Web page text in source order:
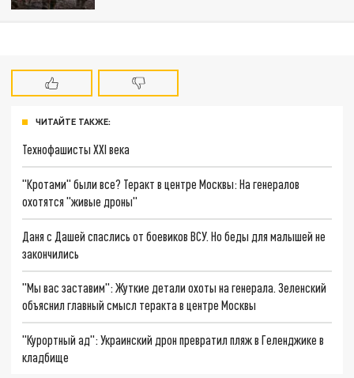
ЧИТАЙТЕ ТАКЖЕ:
Технофашисты XXI века
"Кротами" были все? Теракт в центре Москвы: На генералов
охотятся "живые дроны"
Даня с Дашей спаслись от боевиков ВСУ. Но беды для малышей не
закончились
"Мы вас заставим": Жуткие детали охоты на генерала. Зеленский
объяснил главный смысл теракта в центре Москвы
"Курортный ад": Украинский дрон превратил пляж в Геленджике в
кладбище